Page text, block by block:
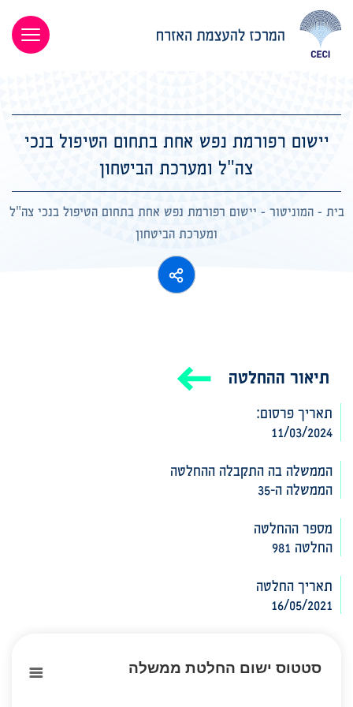
יישום רפורמת נפש אחת בתחום הטיפול בנכי
צה"ל ומערכת הביטחון
בית -המוניטור - יישום רפורמת נפש אחת בתחום הטיפול בנכי צה"ל
ומערכת הביטחון
תיאור ההחלטה
תאריך פרסום:
11/03/2024
הממשלה בה התקבלה ההחלטה‎‎
הממשלה ה-35
מספר ההחלטה
החלטה 981
תאריך החלטה
16/05/2021
סטטוס ישום החלטת ממשלה
סטטוס ישום החלטת ממשלה